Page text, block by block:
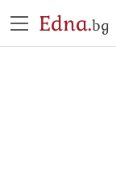
Edna.bg